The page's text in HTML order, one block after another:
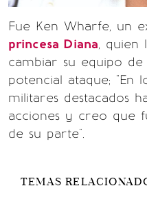
Fue Ken Wharfe, un
princesa Diana, quien
cambiar su equipo
potencial ataque; "En
militares destacados
acciones y creo que
de su parte".
TEMAS